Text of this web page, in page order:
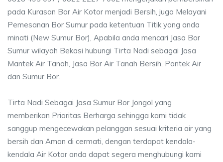
pada Kurasan Bor Air Kotor menjadi Bersih, juga Melayani
Pemesanan Bor Sumur pada ketentuan Titik yang anda
minati (New Sumur Bor), Apabila anda mencari Jasa Bor
Sumur wilayah Bekasi hubungi Tirta Nadi sebagai Jasa
Mantek Air Tanah, Jasa Bor Air Tanah Bersih, Pantek Air
dan Sumur Bor.
Tirta Nadi Sebagai Jasa Sumur Bor Jongol yang
memberikan Prioritas Berharga sehingga kami tidak
sanggup mengecewakan pelanggan sesuai kriteria air yang
bersih dan Aman di cermati, dengan terdapat kendala-
kendala Air Kotor anda dapat segera menghubungi kami